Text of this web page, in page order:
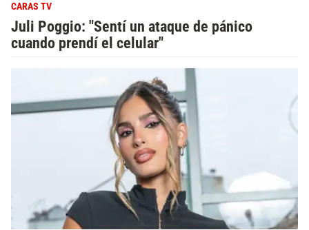
CARAS TV
Juli Poggio: "Sentí un ataque de pánico
cuando prendí el celular"